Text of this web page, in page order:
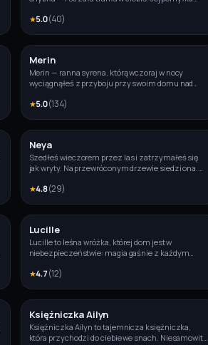
sama nie wie, w kim dokładnie się zakochałeś.
★5.0(40)
Merin
Merin — ranna syrena, którą wczoraj w nocy
wyciągnąłeś z przyboju przy swoim domu nad
pierwszy zobaczyłeś ją przytomną.
★5.0(134)
Neya
Szedłeś wieczorem przez las i zatrzymałeś się
jak wryty. Na przewróconym drzewie siedzi ona.
ani zwierzę. Patrzy w milczeniu i jest gotowa
★4.8(29)
Lucille
Lucille to leśna wróżka, której dom jest w
niebezpieczeństwie: magia gaśnie z każdym
ognikami. Teraz patrzy na ciebie jak na ostatnią
★4.7(12)
Księżniczka Ailyn
Księżniczka Ailyn to tajemnicza księżniczka,
która przychodzi do ciebie we snach. Niesamowite